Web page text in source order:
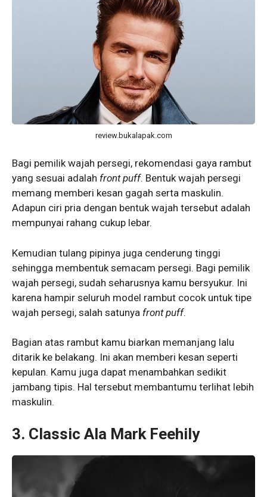
review.bukalapak.com
Bagi pemilik wajah persegi, rekomendasi gaya rambut
yang sesuai adalah front puff. Bentuk wajah persegi
memang memberi kesan gagah serta maskulin.
Adapun ciri pria dengan bentuk wajah tersebut adalah
mempunyai rahang cukup lebar.
Kemudian tulang pipinya juga cenderung tinggi
sehingga membentuk semacam persegi. Bagi pemilik
wajah persegi, sudah seharusnya kamu bersyukur. Ini
karena hampir seluruh model rambut cocok untuk tipe
wajah persegi, salah satunya front puff.
Bagian atas rambut kamu biarkan memanjang lalu
ditarik ke belakang. Ini akan memberi kesan seperti
kepulan. Kamu juga dapat menambahkan sedikit
jambang tipis. Hal tersebut membantumu terlihat lebih
maskulin.
3. Classic Ala Mark Feehily